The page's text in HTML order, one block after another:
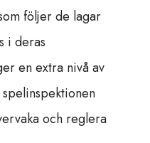
följer de lagar
i deras
en extra nivå av
och reglera